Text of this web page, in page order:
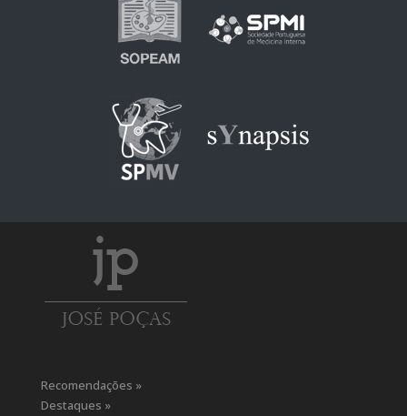
Recomendações »
Destaques »